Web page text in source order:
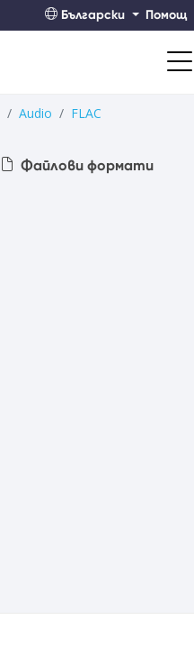
Български Помощ
Audio
FLAC
Файлови формати